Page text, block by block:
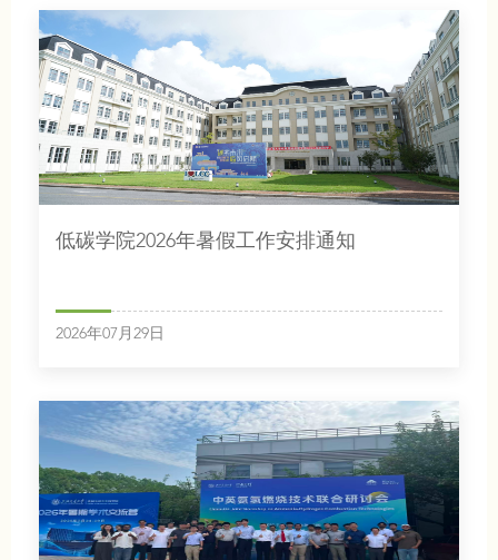
低碳学院2026年暑假工作安排通知
2026年07月29日